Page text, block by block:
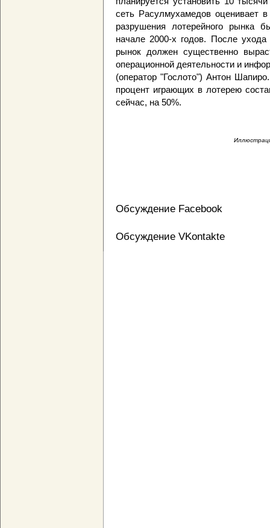
сеть Расулмухамедов оценивает
разрушения лотерейного рынка
начале 2000-х годов. После
рынок должен существенно
операционной деятельности и
(оператор "Гослото") Антон
процент играющих в лотерею
сейчас, на 50%.
Обсуждение Facebook
Обсуждение VKontakte